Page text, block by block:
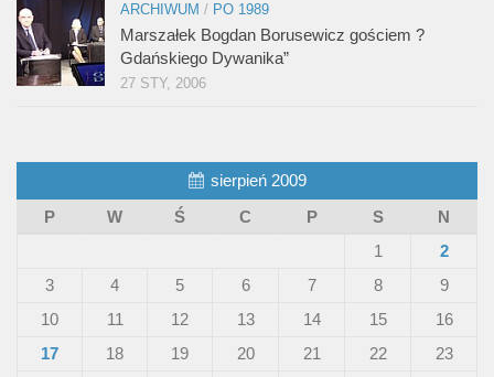
ARCHIWUM / PO 1989
Marszałek Bogdan Borusewicz gościem ?
Gdańskiego Dywanika”
27 STY, 2006
sierpień 2009
P
W Ś C P S
N
1
2
3
4 5 6 7 8
9
10
11 12 13 14 15
16
17
18 19 20 21 22
23